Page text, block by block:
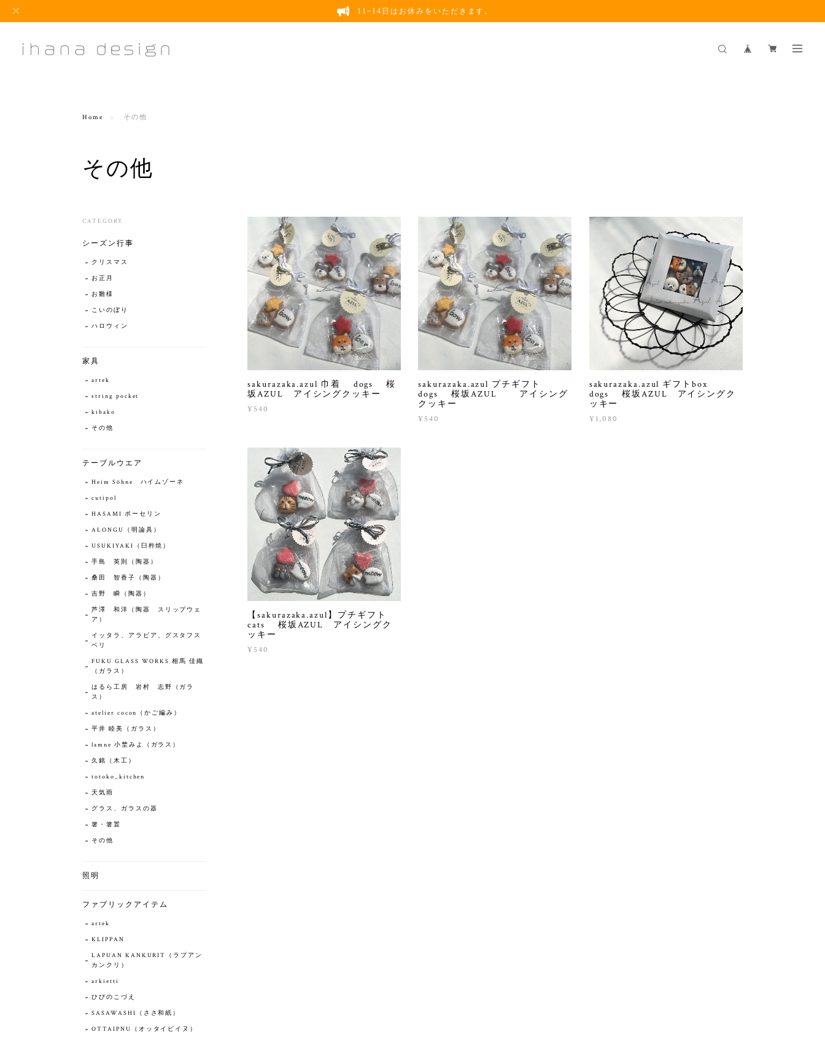
11~14日はお休みをいただきます。
Home その他
その他
sakurazaka.azul 巾着 dogs 桜
坂AZUL アイシングクッキー
¥540
sakurazaka.azul プチギフト
dogs 桜坂AZUL アイシング
クッキー
¥540
sakurazaka.azul ギフトbox
dogs 桜坂AZUL アイシングク
ッキー
¥1,080
【sakurazaka.azul】プチギフト
cats 桜坂AZUL アイシングク
ッキー
¥540
CATEGORY
シーズン行事
クリスマス
お正月
お雛様
こいのぼり
ハロウィン
家具
artek
string pocket
kibako
その他
テーブルウエア
Heim Söhne ハイムゾーネ
cutipol
HASAMI ポーセリン
ALONGU（明論具）
USUKIYAKI（臼杵焼）
手島 英則（陶器）
桑田 智香子（陶器）
吉野 瞬（陶器）
芦澤 和洋（陶器 スリップウェ
ア）
イッタラ、アラビア、グスタフス
ベリ
FUKU GLASS WORKS 相馬 佳織
（ガラス）
はるら工房 岩村 志野（ガラ
ス）
atelier cocon（かご編み）
平井 睦美（ガラス）
lamne 小埜みよ（ガラス）
久銘（木工）
totoko_kitchen
天気雨
グラス、ガラスの器
箸・箸置
その他
照明
ファブリックアイテム
artek
KLIPPAN
LAPUAN KANKURIT（ラプアン
カンクリ）
arkietti
ひびのこづえ
SASAWASHI（ささ和紙）
OTTAIPNU（オッタイピイヌ）